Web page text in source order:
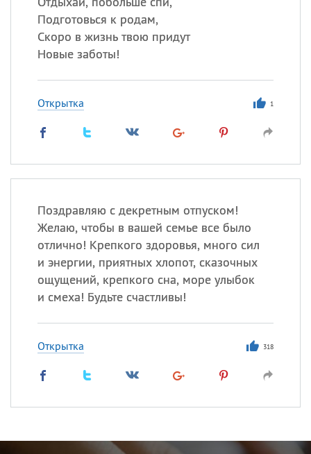
Подготовься к родам,
Скоро в жизнь твою придут
Новые заботы!
Открытка 1
Поздравляю с декретным отпуском!
Желаю, чтобы в вашей семье все было
отлично! Крепкого здоровья, много сил
и энергии, приятных хлопот, сказочных
ощущений, крепкого сна, море улыбок
и смеха! Будьте счастливы!
Открытка 318